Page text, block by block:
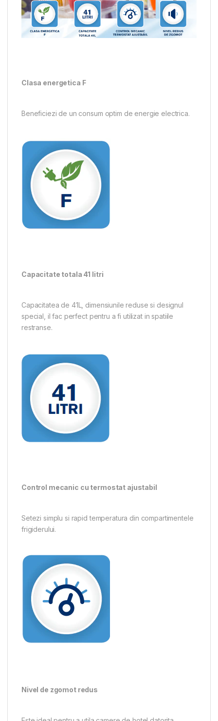
Clasa energetica F
Beneficiezi de un consum optim de energie electrica.
Capacitate totala 41 litri
Capacitatea de 41L, dimensiunile reduse si designul
special, il fac perfect pentru a fi utilizat in spatiile
restranse.
Control mecanic cu termostat ajustabil
Setezi simplu si rapid temperatura din compartimentele
frigiderului.
Nivel de zgomot redus